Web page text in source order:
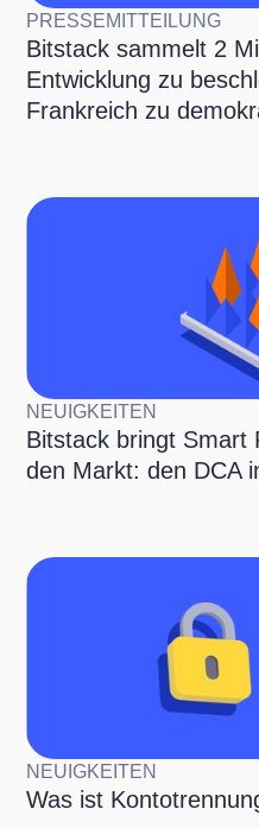
PRESSEMITTEILUNG
Bitstack sammelt 2
Entwicklung zu
Frankreich zu
NEUIGKEITEN
Bitstack bringt Smart
den Markt: den DCA
NEUIGKEITEN
Was ist